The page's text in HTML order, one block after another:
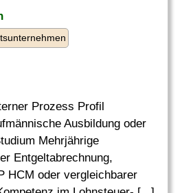
Prozess Profil
Ausbildung oder
Mehrjährige
Entgeltabrechnung,
HCM oder vergleichbarer